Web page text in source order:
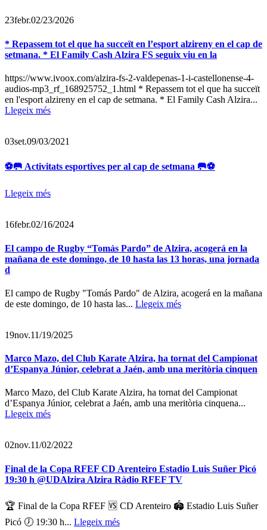
23febr.02/23/2026
* Repassem tot el que ha succeït en l’esport alzireny en el cap de
setmana. * El Family Cash Alzira FS seguix viu en la
https://www.ivoox.com/alzira-fs-2-valdepenas-1-i-castellonense-4-
audios-mp3_rf_168925752_1.html * Repassem tot el que ha succeït
en l'esport alzireny en el cap de setmana. * El Family Cash Alzira...
Llegeix més
03set.09/03/2021
⚽🥅 Activitats esportives per al cap de setmana 🥅⚽
Llegeix més
16febr.02/16/2024
El campo de Rugby “Tomás Pardo” de Alzira, acogerá en la
mañana de este domingo, de 10 hasta las 13 horas, una jornada
d
El campo de Rugby "Tomás Pardo" de Alzira, acogerá en la mañana
de este domingo, de 10 hasta las... Llegeix més
19nov.11/19/2025
Marco Mazo, del Club Karate Alzira, ha tornat del Campionat
d’Espanya Júnior, celebrat a Jaén, amb una meritòria cinquen
Marco Mazo, del Club Karate Alzira, ha tornat del Campionat
d’Espanya Júnior, celebrat a Jaén, amb una meritòria cinquena...
Llegeix més
02nov.11/02/2022
Final de la Copa RFEF CD Arenteiro Estadio Luis Suñer Picó
19:30 h @UDAlzira Alzira Ràdio RFEF TV
🏆 Final de la Copa RFEF 🆚 CD Arenteiro 🏟️ Estadio Luis Suñer
Picó 🕖 19:30 h... Llegeix més